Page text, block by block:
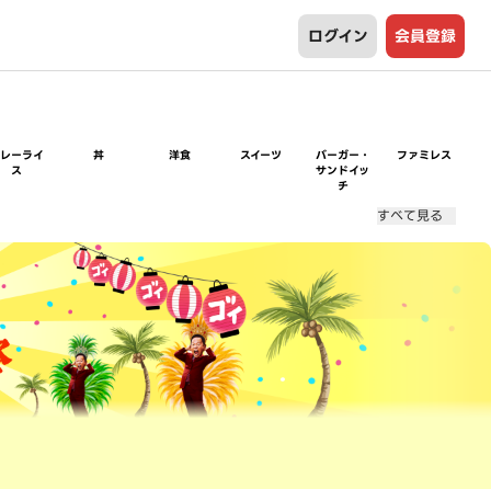
ログイン 会員登録
ーライ
ス
丼 洋食 スイーツ
バーガー・
サンドイッ
チ
ファミレス
すべて見る